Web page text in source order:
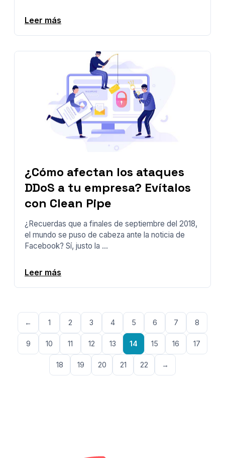
Leer más
¿Cómo afectan los ataques
DDoS a tu empresa? Evítalos
con Clean Pipe
¿Recuerdas que a finales de septiembre del 2018,
el mundo se puso de cabeza ante la noticia de
Facebook? Sí, justo la ...
Leer más
← 1 2 3 4 5 6 7 8
9 10 11 12 13 14 15 16 17
18 19 20 21 22 →